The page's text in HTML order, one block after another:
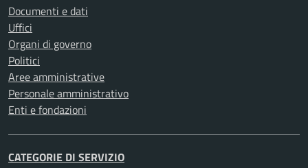
Documenti e dati
Uffici
Organi di governo
Politici
Aree amministrative
Personale amministrativo
Enti e fondazioni
CATEGORIE DI SERVIZIO